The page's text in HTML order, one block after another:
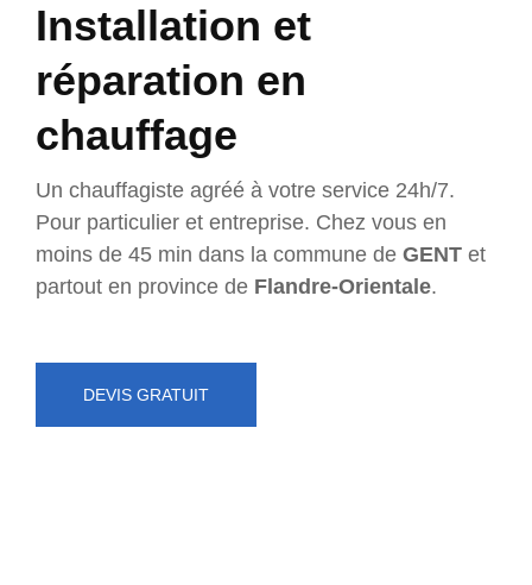
Installation et
réparation en
chauffage
Un chauffagiste agréé à votre service 24h/7.
Pour particulier et entreprise. Chez vous en
moins de 45 min dans la commune de GENT et
partout en province de Flandre-Orientale.
DEVIS GRATUIT